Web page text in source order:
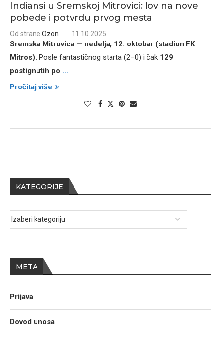
Indiansi u Sremskoj Mitrovici: lov na nove
pobede i potvrdu prvog mesta
Od strane Ozon 11.10.2025.
Sremska Mitrovica — nedelja, 12. oktobar (stadion FK
Mitros). Posle fantastičnog starta (2–0) i čak 129
postignutih po ...
Pročitaj više
KATEGORIJE
META
Prijava
Dovod unosa